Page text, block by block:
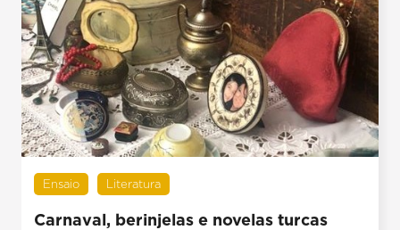
Ensaio Literatura
Carnaval, berinjelas e novelas turcas